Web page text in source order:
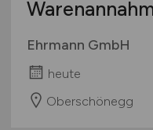
Ehrmann GmbH
heute
Oberschönegg